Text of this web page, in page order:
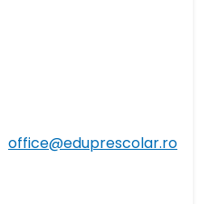
office@eduprescolar.ro